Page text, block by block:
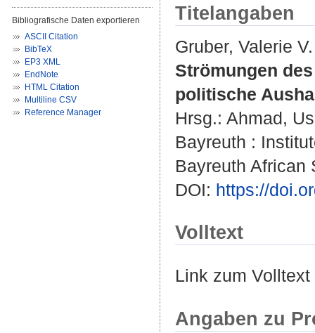
Bibliografische Daten exportieren
ASCII Citation
BibTeX
EP3 XML
EndNote
HTML Citation
Multiline CSV
Reference Manager
Titelangaben
Gruber, Valerie
Strömungen
politische
Hrsg.: Ahmad,
Bayreuth :
Bayreuth African
DOI: https://
Volltext
Link zum
Angaben zu